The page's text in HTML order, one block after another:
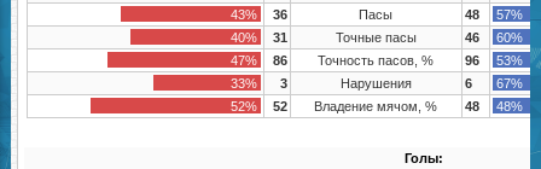
43%
36 Пасы 48
57%
40%
31 Точные пасы 46
60%
47%
86 Точность пасов, % 96
53%
33%
3 Нарушения 6
67%
52%
52 Владение мячом, % 48 48%
Голы: